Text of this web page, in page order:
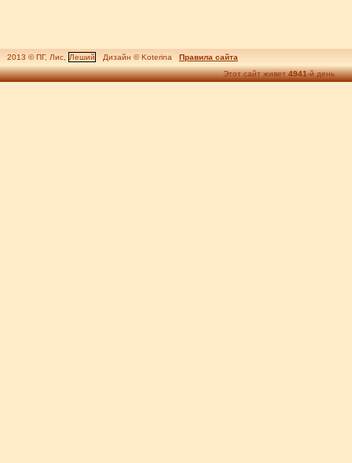
2013 © ПГ, Лис, Леший Дизайн © Koterina
Правила сайта
Этот сайт живет4941-й день